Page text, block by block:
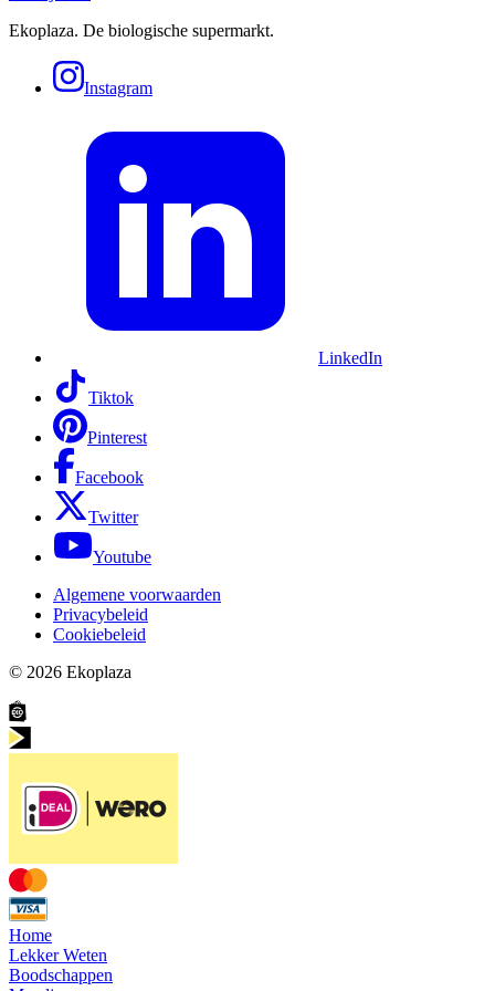
Ekoplaza. De biologische supermarkt.
Instagram
LinkedIn
Tiktok
Pinterest
Facebook
Twitter
Youtube
Algemene voorwaarden
Privacybeleid
Cookiebeleid
© 2026 Ekoplaza
Home
Lekker Weten
Boodschappen